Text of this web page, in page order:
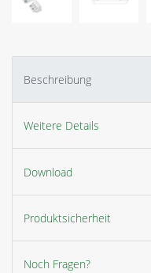
Beschreibung
Weitere Details
Download
Produktsicherheit
Noch Fragen?